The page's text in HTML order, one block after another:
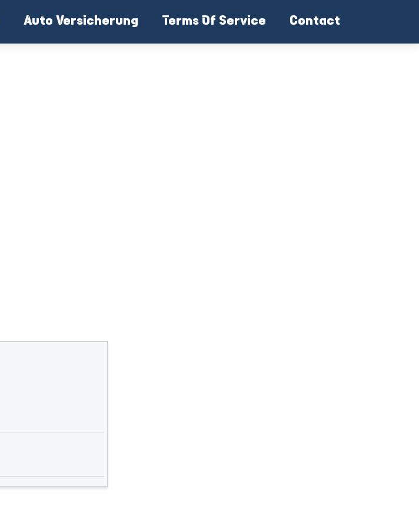
Auto Versicherung Terms Of Service Contact